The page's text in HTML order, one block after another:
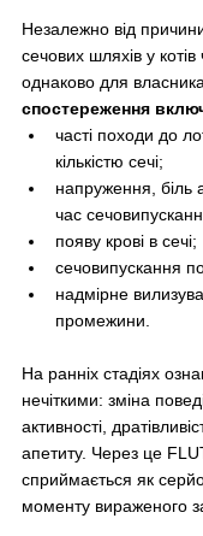
Незалежно від
сечових шляхів у
однаково для
спостереження
часті походи до
кількістю сечі;
напруження, біль
час
появу крові в сечі;
сечовипускання
надмірне
промежини.
На ранніх стадіях
нечіткими: зміна
активності,
апетиту. Через це
сприймається як
моменту вираженого